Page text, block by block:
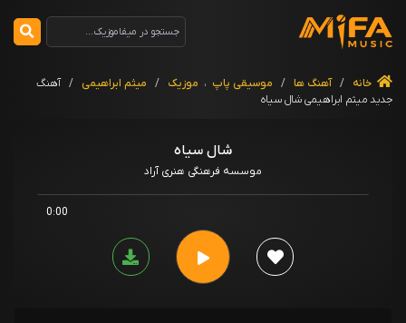
خانه / آهنگ ها / موسیقی پاپ ، موزیک / میثم ابراهیمی / آهنگ
جدید میثم ابراهیمی شال سیاه
شال سیاه
موسسه فرهنگی هنری آراد
0:00